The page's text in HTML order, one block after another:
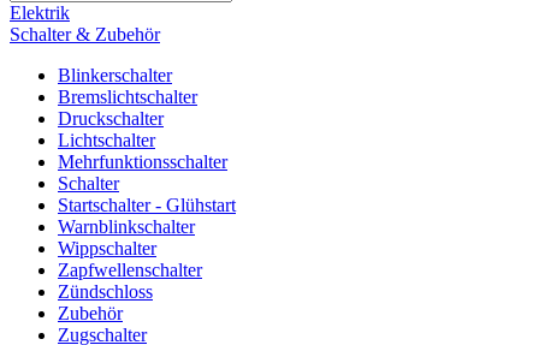
Elektrik
Schalter & Zubehör
Blinkerschalter
Bremslichtschalter
Druckschalter
Lichtschalter
Mehrfunktionsschalter
Schalter
Startschalter - Glühstart
Warnblinkschalter
Wippschalter
Zapfwellenschalter
Zündschloss
Zubehör
Zugschalter